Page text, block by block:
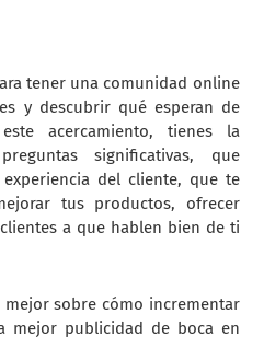
tener una comunidad online
y descubrir qué esperan de
acercamiento, tienes la
significativas, que
del cliente, que te
tus productos, ofrecer
a que hablen bien de ti
mejor sobre cómo incrementar
mejor publicidad de boca en